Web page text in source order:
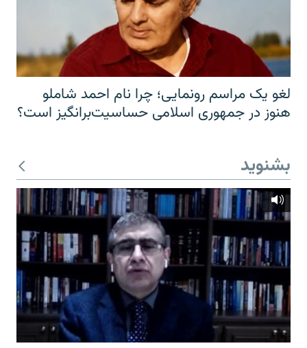
لغو یک مراسم رونمایی؛ چرا نام احمد شاملو
هنوز در جمهوری اسلامی حساسیت‌برانگیز است؟
بشنوید